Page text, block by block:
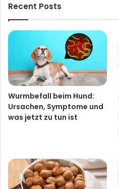
Recent Posts
Wurmbefall beim Hund:
Ursachen, Symptome und
was jetzt zu tun ist